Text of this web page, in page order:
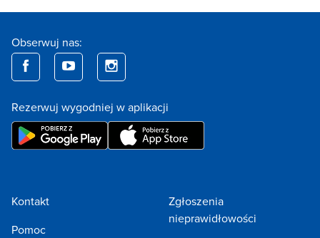
Obserwuj nas:
Rezerwuj wygodniej w aplikacji
Kontakt
Pomoc
Zgłoszenia
nieprawidłowości